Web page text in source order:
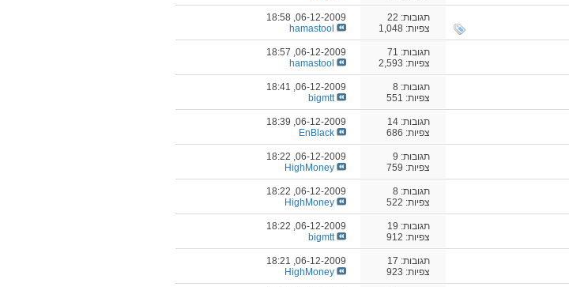
תגובות: 22
צפיות: 1,048
06-12-2009,
18:58
hamastool
תגובות: 71
צפיות: 2,593
06-12-2009,
18:57
hamastool
תגובות: 8
צפיות: 551
06-12-2009,
18:41
bigmtt
תגובות: 14
צפיות: 686
06-12-2009,
18:39
EnBlack
תגובות: 9
צפיות: 759
06-12-2009,
18:22
HighMoney
תגובות: 8
צפיות: 522
06-12-2009,
18:22
HighMoney
תגובות: 19
צפיות: 912
06-12-2009,
18:22
bigmtt
תגובות: 17
צפיות: 923
06-12-2009,
18:21
HighMoney